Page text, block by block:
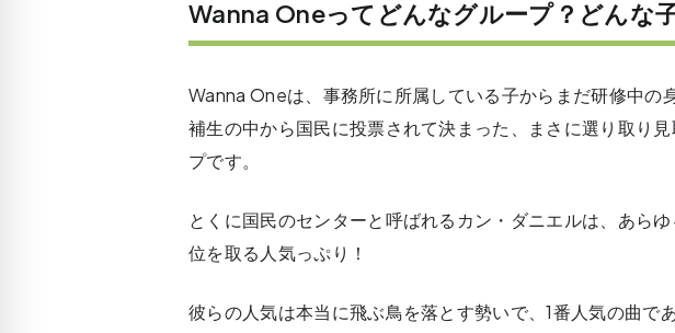
Wanna Oneってどんなグループ？どんな
Wanna Oneは、事務所に所属している子からまだ研修中の
補生の中から国民に投票されて決まった、まさに選り取り
プです。
とくに国民のセンターと呼ばれるカン・ダニエルは、あら
位を取る人気っぷり！
彼らの人気は本当に飛ぶ鳥を落とす勢いで、1番人気の曲で